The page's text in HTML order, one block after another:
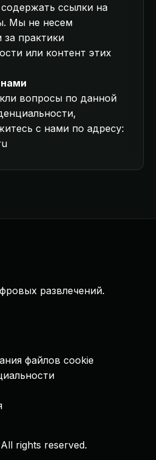
ссылки на
Мы не несем
за практики
или контент этих
вопросы по данной
с нами по адресу:
развлечений.
файлов cookie
rights reserved.